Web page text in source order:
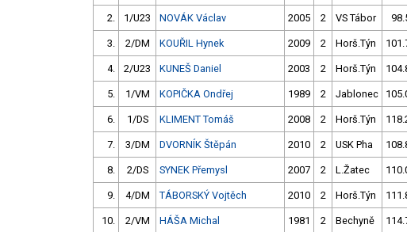
2. 1/U23 NOVÁK Václav 2005 2 VS Tábor
3. 2/DM KOUŘIL Hynek 2009 2 Horš.Týn
4. 2/U23 KUNEŠ Daniel 2003 2 Horš.Týn
5. 1/VM KOPIČKA Ondřej 1989 2 Jablonec
6. 1/DS KLIMENT Tomáš 2008 2 Horš.Týn
7. 3/DM DVORNÍK Štěpán 2010 2 USK Pha
8. 2/DS SYNEK Přemysl 2007 2 L.Žatec
9. 4/DM TÁBORSKÝ Vojtěch 2010 2 Horš.Týn
10. 2/VM HÁŠA Michal 1981 2 Bechyně